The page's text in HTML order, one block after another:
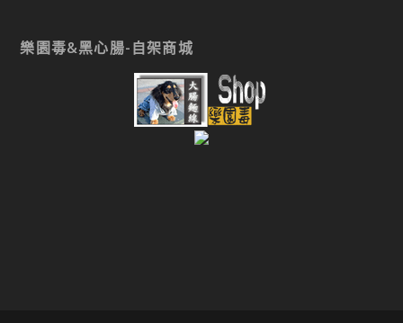
樂園毒&黑心腸-自架商城